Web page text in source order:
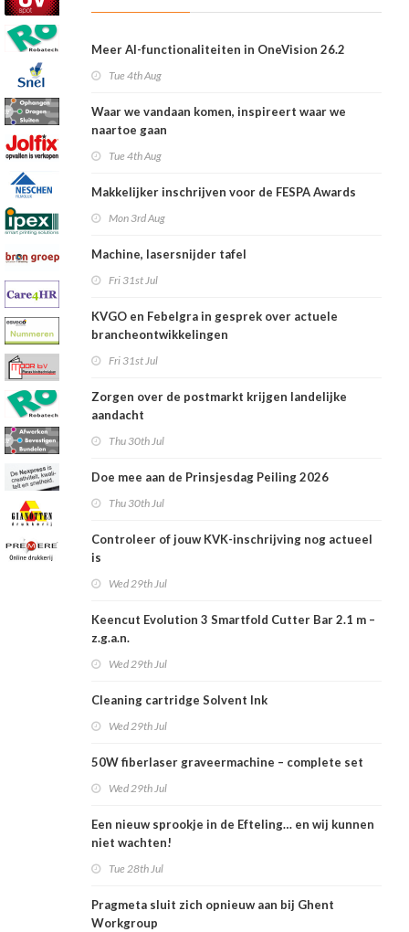
Meer AI-functionaliteiten in OneVision 26.2
Tue 4th Aug
Waar we vandaan komen, inspireert waar we
naartoe gaan
Tue 4th Aug
Makkelijker inschrijven voor de FESPA Awards
Mon 3rd Aug
Machine, lasersnijder tafel
Fri 31st Jul
KVGO en Febelgra in gesprek over actuele
brancheontwikkelingen
Fri 31st Jul
Zorgen over de postmarkt krijgen landelijke
aandacht
Thu 30th Jul
Doe mee aan de Prinsjesdag Peiling 2026
Thu 30th Jul
Controleer of jouw KVK-inschrijving nog actueel
is
Wed 29th Jul
Keencut Evolution 3 Smartfold Cutter Bar 2.1 m –
z.g.a.n.
Wed 29th Jul
Cleaning cartridge Solvent Ink
Wed 29th Jul
50W fiberlaser graveermachine – complete set
Wed 29th Jul
Een nieuw sprookje in de Efteling… en wij kunnen
niet wachten!
Tue 28th Jul
Pragmeta sluit zich opnieuw aan bij Ghent
Workgroup